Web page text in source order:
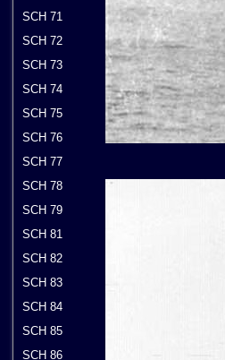
SCH 71
SCH 72
SCH 73
SCH 74
SCH 75
SCH 76
SCH 77
SCH 78
SCH 79
SCH 81
SCH 82
SCH 83
SCH 84
SCH 85
SCH 86